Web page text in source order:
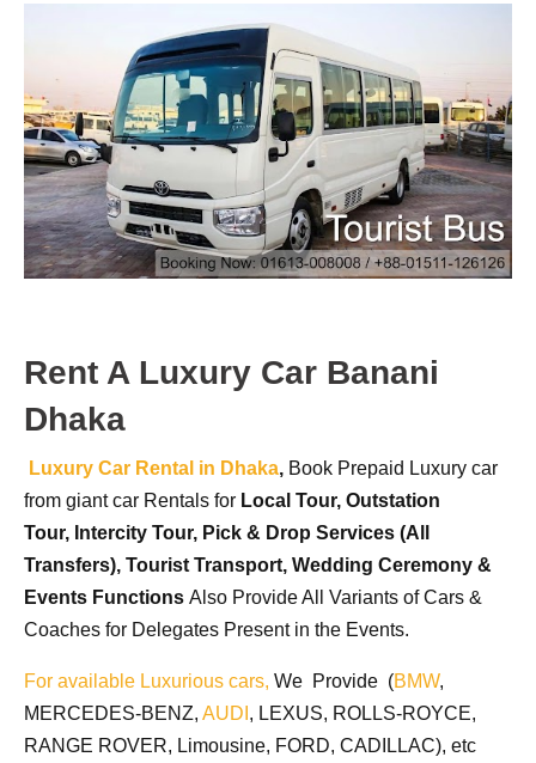
Rent A Luxury Car Banani
Dhaka
Luxury Car Rental in Dhaka, Book Prepaid Luxury car
from giant car Rentals for Local Tour, Outstation
Tour, Intercity Tour, Pick & Drop Services (All
Transfers), Tourist Transport, Wedding Ceremony &
Events Functions Also Provide All Variants of Cars &
Coaches for Delegates Present in the Events.
For available Luxurious cars, We Provide (BMW,
MERCEDES-BENZ, AUDI , LEXUS, ROLLS-ROYCE,
RANGE ROVER, Limousine, FORD, CADILLAC), etc